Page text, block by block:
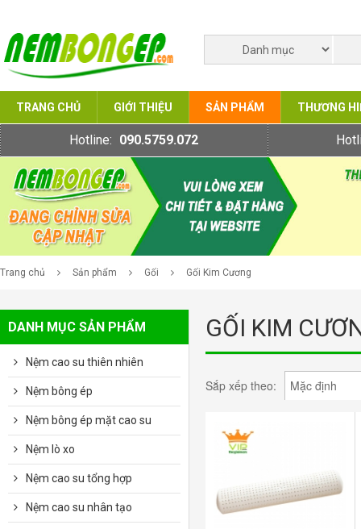
TRANG CHỦ GIỚI THIỆU SẢN PHẨM THƯƠNG
Hotline: 090.5759.072
Trang chủ Sản phẩm Gối Gối Kim Cương
GỐI KIM
Sắp xếp theo: Mặc định
DANH MỤC SẢN PHẨM
Nệm cao su thiên nhiên
Nệm bông ép
Nệm bông ép mặt cao su
Nệm lò xo
Nệm cao su tổng hợp
Nệm cao su nhân tạo